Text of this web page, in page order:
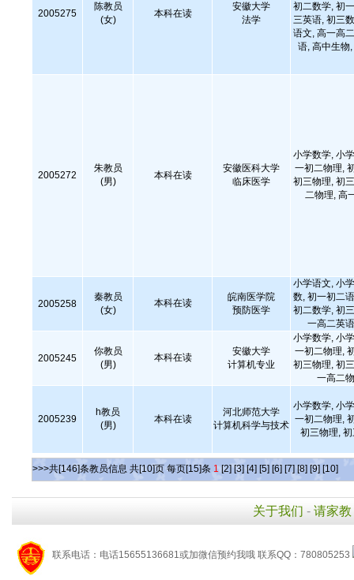
2005275
陈教员
(女)
本科在读
安徽大学
法学
初二数学, 初
三英语, 初三
语文, 高一高
语, 高中生物
2005272
朱教员
(男)
本科在读
安徽医科大学
临床医学
小学数学, 小
一初二物理,
初三物理, 初
二物理, 高
2005258
秦教员
(女)
本科在读
皖南医学院
预防医学
小学语文, 小
数, 初一初二
初二数学, 初
一高二英
2005245
你教员
(男)
本科在读
安徽大学
计算机专业
小学数学, 小
一初二物理,
初三物理, 初
一高二
2005239
h教员
(男)
本科在读
河北师范大学
计算机科学与技术
小学数学, 小
一初二物理,
初三物理,
>>>共[146]条教员信息 共[10]页 每页[15]条 1 [2] [3] [4] [5] [6] [7] [8] [9] [10]
关于我们 - 请家教
联系电话：电话15655136681或加微信预约我哦 联系QQ：780805253